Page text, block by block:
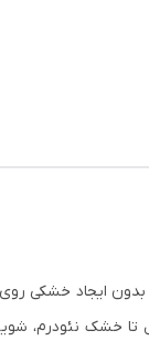
ایجاد خشکی
تا خشک نئودرم،